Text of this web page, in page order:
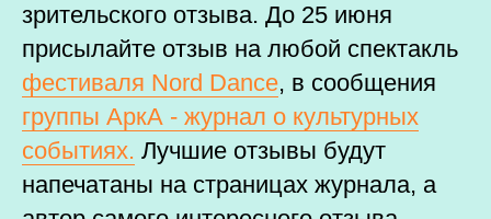
зрительского отзыва. До 25 июня
присылайте отзыв на любой спектакль
фестиваля Nord Dance, в сообщения
группы АркА - журнал о культурных
событиях. Лучшие отзывы будут
напечатаны на страницах журнала, а